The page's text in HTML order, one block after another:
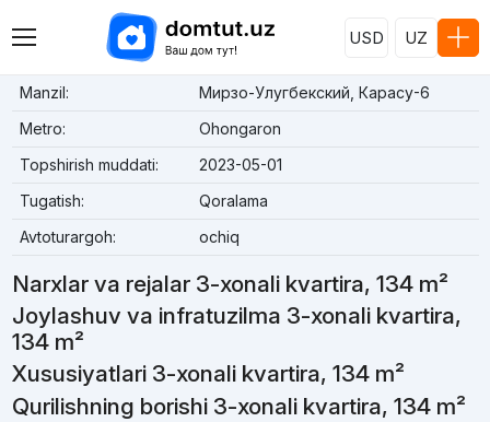
USD UZ
Manzil:
Мирзо-Улугбекский, Карасу-6
Metro:
Ohongaron
Topshirish muddati:
2023-05-01
Tugatish:
Qoralama
Avtoturargoh:
ochiq
Narxlar va rejalar 3-xonali kvartira, 134 m²
Joylashuv va infratuzilma 3-xonali kvartira,
134 m²
Xususiyatlari 3-xonali kvartira, 134 m²
Qurilishning borishi 3-xonali kvartira, 134 m²